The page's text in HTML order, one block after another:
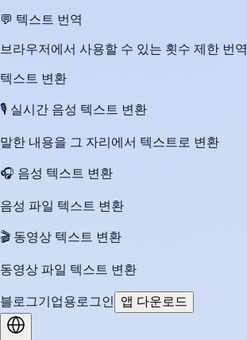
💬 텍스트 번역
브라우저에서 사용할 수 있는 횟수 제한 번역
텍스트 변환
🎙️ 실시간 음성 텍스트 변환
말한 내용을 그 자리에서 텍스트로 변환
🎧 음성 텍스트 변환
음성 파일 텍스트 변환
🎬 동영상 텍스트 변환
동영상 파일 텍스트 변환
블로그기업용 로그인 앱 다운로드